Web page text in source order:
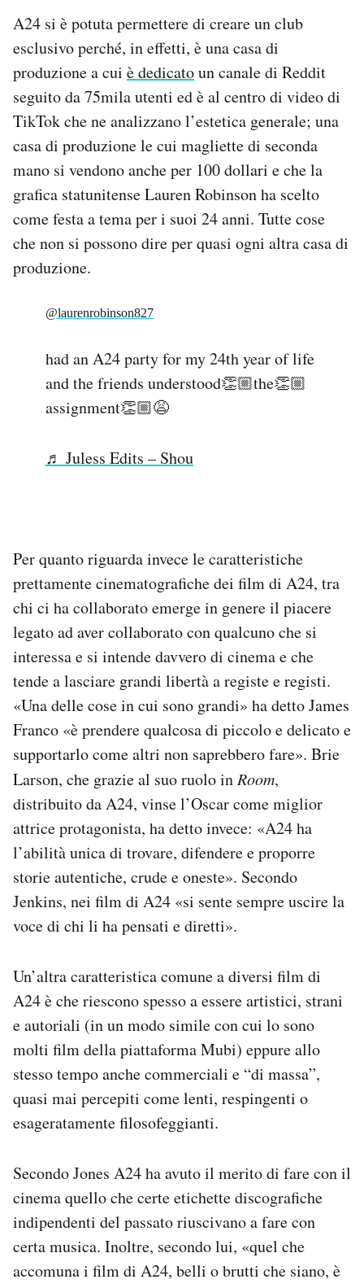
A24 si è potuta permettere di creare un club
esclusivo perché, in effetti, è una casa di
produzione a cui è dedicatoun canale di Reddit
seguito da 75mila utenti ed è al centro di video di
TikTok che ne analizzano l’estetica generale; una
casa di produzione le cui magliette di seconda
mano si vendono anche per 100 dollari e che la
grafica statunitense Lauren Robinson ha scelto
come festa a tema per i suoi 24 anni. Tutte cose
che non si possono dire per quasi ogni altra casa di
produzione.
@laurenrobinson827
had an A24 party for my 24th year of life
and the friends understood👏🏼the👏🏼
assignment👏🏼😩
♬ Juless Edits – Shou
Per quanto riguarda invece le caratteristiche
prettamente cinematografiche dei film di A24, tra
chi ci ha collaborato emerge in genere il piacere
legato ad aver collaborato con qualcuno che si
interessa e si intende davvero di cinema e che
tende a lasciare grandi libertà a registe e registi.
«Una delle cose in cui sono grandi» ha detto James
Franco «è prendere qualcosa di piccolo e delicato e
supportarlo come altri non saprebbero fare». Brie
Larson, che grazie al suo ruolo inRoom,
distribuito da A24, vinse l’Oscar come miglior
attrice protagonista, ha detto invece: «A24 ha
l’abilità unica di trovare, difendere e proporre
storie autentiche, crude e oneste». Secondo
Jenkins, nei film di A24 «si sente sempre uscire la
voce di chi li ha pensati e diretti».
Un’altra caratteristica comune a diversi film di
A24 è che riescono spesso a essere artistici, strani
e autoriali (in un modo simile con cui lo sono
molti film della piattaforma Mubi) eppure allo
stesso tempo anche commerciali e “di massa”,
quasi mai percepiti come lenti, respingenti o
esageratamente filosofeggianti.
Secondo Jones A24 ha avuto il merito di fare con il
cinema quello che certe etichette discografiche
indipendenti del passato riuscivano a fare con
certa musica. Inoltre, secondo lui, «quel che
accomuna i film di A24, belli o brutti che siano, è